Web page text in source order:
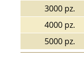
3000 pz.
4000 pz.
5000 pz.